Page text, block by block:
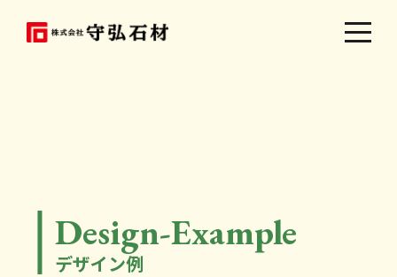
Design-Example
デザイン例